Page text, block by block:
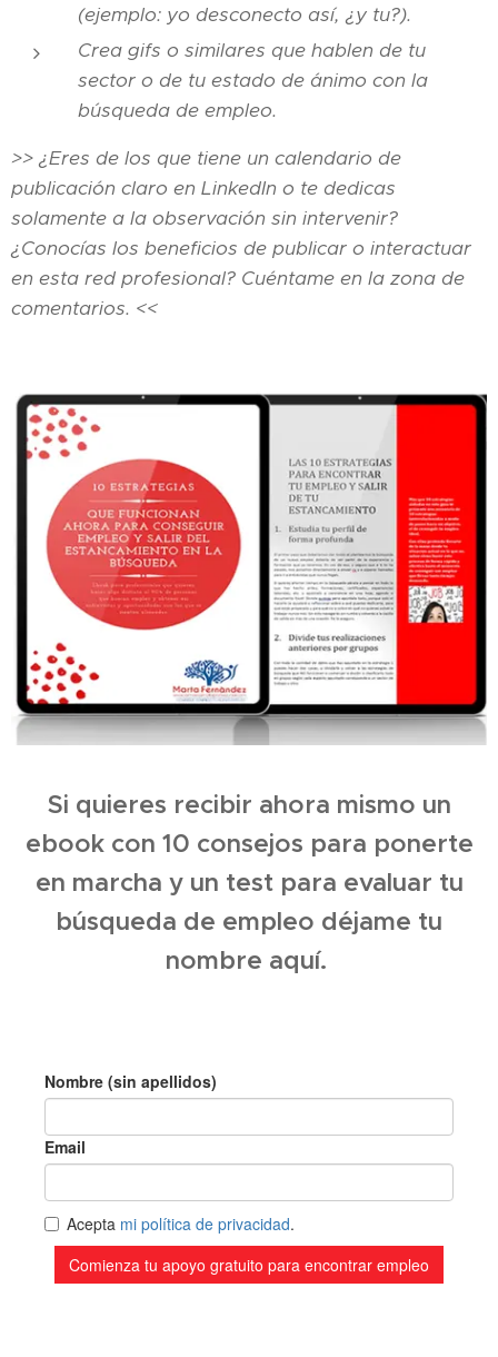
(ejemplo: yo desconecto así, ¿y tu?).
Crea gifs o similares que hablen de tu
sector o de tu estado de ánimo con la
búsqueda de empleo.
>> ¿Eres de los que tiene un calendario de
publicación claro en LinkedIn o te dedicas
solamente a la observación sin intervenir?
¿Conocías los beneficios de publicar o interactuar
en esta red profesional? Cuéntame en la zona de
comentarios. <<
Si quieres recibir ahora mismo un
ebook con 10 consejos para ponerte
en marcha y un test para evaluar tu
búsqueda de empleo déjame tu
nombre aquí.